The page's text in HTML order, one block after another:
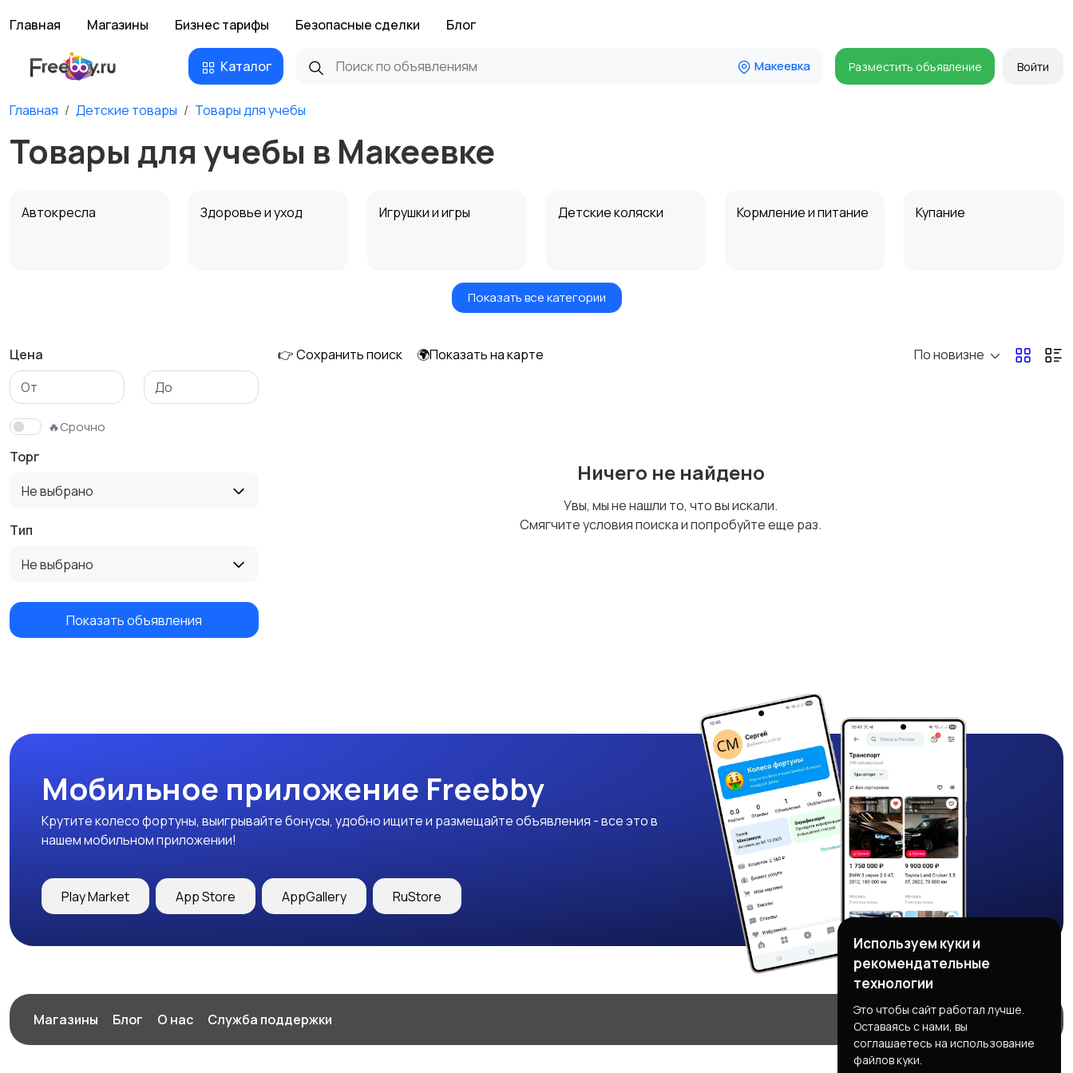
Главная Магазины Бизнес тарифы Безопасные сделки Блог
Каталог Макеевка Разместить объявление Войти
Главная Детские товары Товары для учебы
Товары для учебы в Макеевке
Автокресла Здоровье и уход Игрушки и игры Детские коляски Кормление и питание Купание
Радио- и видеоняни Товары для мам
Детская одежда Детская обувь
Показать все категории
Цена
🔥Срочно
Торг
Не выбрано
Тип
Не выбрано
Показать объявления
👉 Сохранить поиск 🌍Показать на карте По новизне
Ничего не найдено
Увы, мы не нашли то, что вы искали.
Смягчите условия поиска и попробуйте еще раз.
Мобильное приложение Freebby
Крутите колесо фортуны, выигрывайте бонусы, удобно ищите и размещайте объявления - все это в
нашем мобильном приложении!
Play Market App Store AppGallery RuStore
Магазины Блог О нас Служба поддержки
Используем куки и
рекомендательные
технологии
Это чтобы сайт работал лучше.
Оставаясь с нами, вы
соглашаетесь на использование
файлов куки.